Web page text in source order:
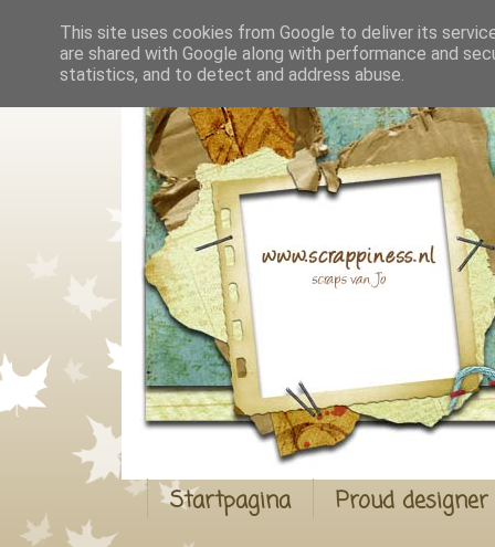
Startpagina Proud
This site uses cookies from Google to deliver its
are shared with Google along with performance and
statistics, and to detect and address abuse.